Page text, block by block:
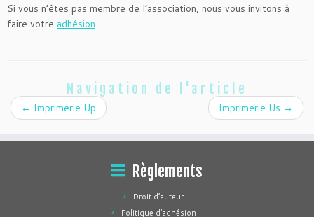
Si vous n’êtes pas membre de l’association, nous vous invitons à
faire votre adhésion.
Navigation de l'article
← Imprimerie Up Imprimerie Us →
Règlements
Droit d’auteur
Politique d’adhésion